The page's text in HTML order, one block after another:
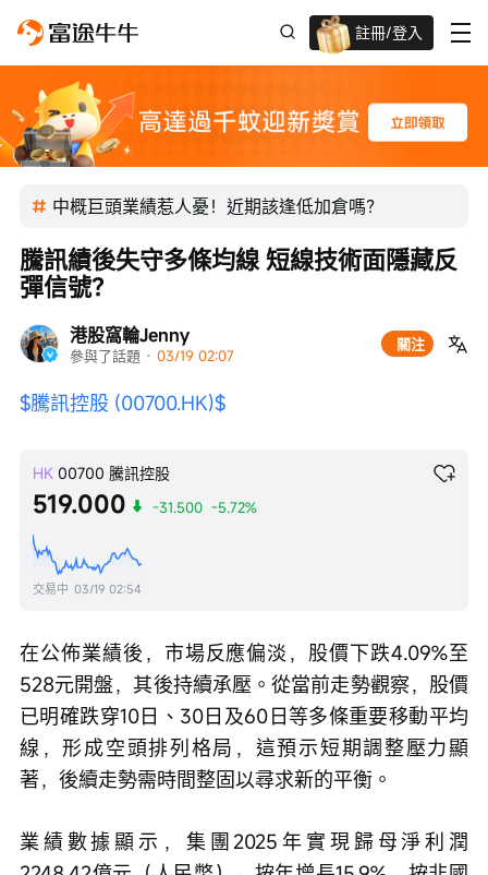
註冊/登入
高達過千蚊獎賞
中概巨頭業績惹人憂！近期該逢低加倉嗎？
港股窩輪Jenny
參與了話題 · 03/19 02:07
關注
騰訊績後失守多條均線 短線技術面隱藏反
彈信號？
$騰訊控股 (00700.HK)$
HK 00700 騰訊控股
519.000 -31.500 -5.72%
交易中 03/19 02:54
在公佈業績後，市場反應偏淡，股價下跌4.09%至
528元開盤，其後持續承壓。從當前走勢觀察，股價
已明確跌穿10日、30日及60日等多條重要移動平均
線，形成空頭排列格局，這預示短期調整壓力顯
著，後續走勢需時間整固以尋求新的平衡。
業績數據顯示，集團2025年實現歸母淨利潤